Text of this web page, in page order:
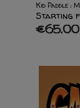
Kid Paddle :
Starting
€65.00